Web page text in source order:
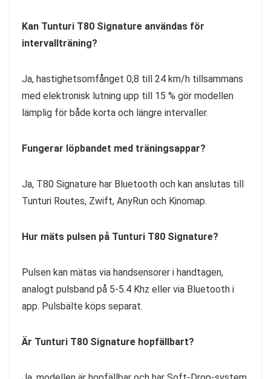
Kan Tunturi T80 Signature användas för
intervallträning?
Ja, hastighetsomfånget 0,8 till 24 km/h tillsammans
med elektronisk lutning upp till 15 % gör modellen
lämplig för både korta och längre intervaller.
Fungerar löpbandet med träningsappar?
Ja, T80 Signature har Bluetooth och kan anslutas till
Tunturi Routes, Zwift, AnyRun och Kinomap.
Hur mäts pulsen på Tunturi T80 Signature?
Pulsen kan mätas via handsensorer i handtagen,
analogt pulsband på 5-5.4 Khz eller via Bluetooth i
app. Pulsbälte köps separat.
Är Tunturi T80 Signature hopfällbart?